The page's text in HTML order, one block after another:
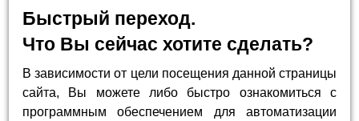
Быстрый переход.
Что Вы сейчас хотите сделать?
В зависимости от цели посещения данной страницы
сайта, Вы можете либо быстро ознакомиться с
программным обеспечением для автоматизации